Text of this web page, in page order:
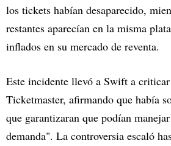
los tickets habían desaparecido,
restantes aparecían en la misma
inflados en su mercado de reventa.
Este incidente llevó a Swift a
Ticketmaster, afirmando que había
que garantizaran que podían
demanda". La controversia escaló